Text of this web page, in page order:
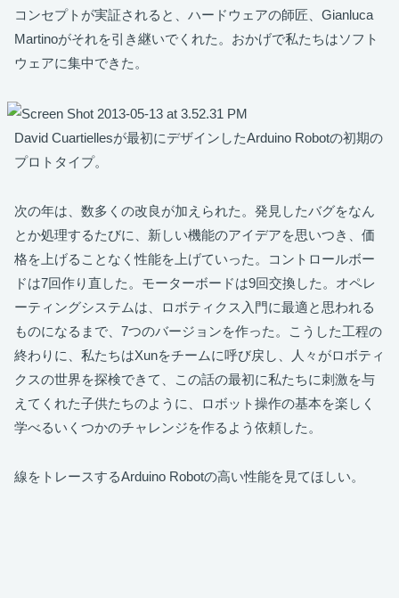
コンセプトが実証されると、ハードウェアの師匠、Gianluca
Martinoがそれを引き継いでくれた。おかげで私たちはソフト
ウェアに集中できた。
David Cuartiellesが最初にデザインしたArduino Robotの初期の
プロトタイプ。
次の年は、数多くの改良が加えられた。発見したバグをなん
とか処理するたびに、新しい機能のアイデアを思いつき、価
格を上げることなく性能を上げていった。コントロールボー
ドは7回作り直した。モーターボードは9回交換した。オペレ
ーティングシステムは、ロボティクス入門に最適と思われる
ものになるまで、7つのバージョンを作った。こうした工程の
終わりに、私たちはXunをチームに呼び戻し、人々がロボティ
クスの世界を探検できて、この話の最初に私たちに刺激を与
えてくれた子供たちのように、ロボット操作の基本を楽しく
学べるいくつかのチャレンジを作るよう依頼した。
線をトレースするArduino Robotの高い性能を見てほしい。